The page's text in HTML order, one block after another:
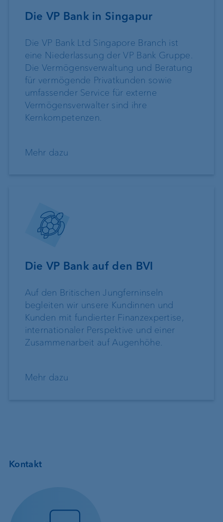
Die VP Bank in Singapur
Die VP Bank Ltd Singapore Branch ist
eine Niederlassung der VP Bank Gruppe.
Die Vermögensverwaltung und Beratung
für vermögende Privatkunden sowie
umfassender Service für externe
Vermögensverwalter sind ihre
Kernkompetenzen.
Mehr dazu
Die VP Bank auf den BVI
Auf den Britischen Jungferninseln
begleiten wir unsere Kundinnen und
Kunden mit fundierter Finanzexpertise,
internationaler Perspektive und einer
Zusammenarbeit auf Augenhöhe.
Mehr dazu
Kontakt